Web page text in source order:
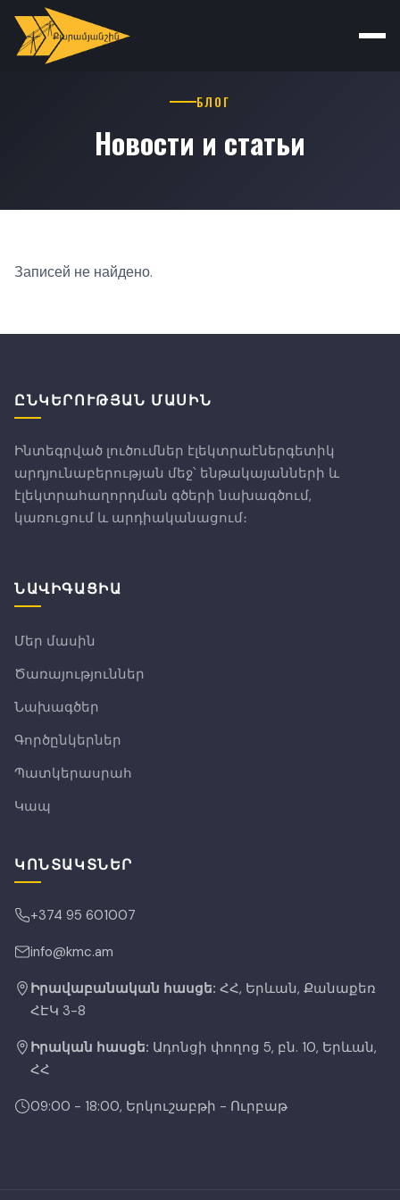
БЛОГ
Новости и статьи
Записей не найдено.
ԸՆԿԵՐՈՒԹՅԱՆ ՄԱՍԻՆ
Ինտեգրված լուծումներ էլեկտրաէներգետիկ
արդյունաբերության մեջ՝ ենթակայանների և
էլեկտրահաղորդման գծերի նախագծում,
կառուցում և արդիականացում։
ՆԱՎԻԳԱՑԻԱ
Մեր մասին
Ծառայություններ
Նախագծեր
Գործընկերներ
Պատկերասրահ
Կապ
ԿՈՆՏԱԿՏՆԵՐ
+374 95 601007
info@kmc.am
Իրավաբանական հասցե: ՀՀ, Երևան, Քանաքեռ
ՀԷԿ 3-8
Իրական հասցե: Ադոնցի փողոց 5, բն. 10, Երևան,
ՀՀ
09:00 - 18:00, Երկուշաբթի - Ուրբաթ